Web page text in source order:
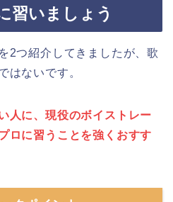
習いましょう
2つ紹介してきましたが、歌
はないです。
人に、現役のボイストレー
ロに習うことを強くおすす